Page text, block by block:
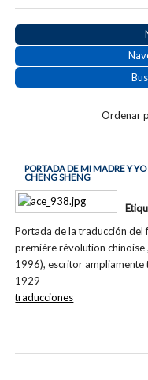
Ordenar
PORTADA DE MI MADRE Y
CHENG SHENG
Portada de la traducción del
première révolution chinoise
1996), escritor ampliamente
1929
traducciones